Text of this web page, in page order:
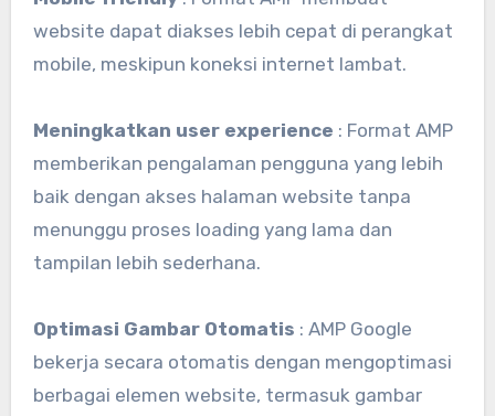
website dapat diakses lebih cepat di perangkat
mobile, meskipun koneksi internet lambat.
Meningkatkan user experience : Format AMP
memberikan pengalaman pengguna yang lebih
baik dengan akses halaman website tanpa
menunggu proses loading yang lama dan
tampilan lebih sederhana.
Optimasi Gambar Otomatis : AMP Google
bekerja secara otomatis dengan mengoptimasi
berbagai elemen website, termasuk gambar